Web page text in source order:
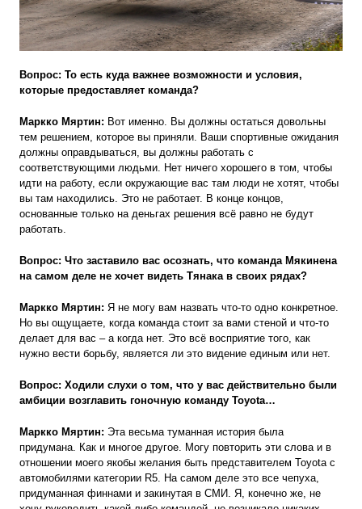
Вопрос: То есть куда важнее возможности и условия,
которые предоставляет команда?
Маркко Мяртин: Вот именно. Вы должны остаться довольны
тем решением, которое вы приняли. Ваши спортивные ожидания
должны оправдываться, вы должны работать с
соответствующими людьми. Нет ничего хорошего в том, чтобы
идти на работу, если окружающие вас там люди не хотят, чтобы
вы там находились. Это не работает. В конце концов,
основанные только на деньгах решения всё равно не будут
работать.
Вопрос: Что заставило вас осознать, что команда Мякинена
на самом деле не хочет видеть Тянака в своих рядах?
Маркко Мяртин: Я не могу вам назвать что-то одно конкретное.
Но вы ощущаете, когда команда стоит за вами стеной и что-то
делает для вас – а когда нет. Это всё восприятие того, как
нужно вести борьбу, является ли это видение единым или нет.
Вопрос: Ходили слухи о том, что у вас действительно были
амбиции возглавить гоночную команду Toyota…
Маркко Мяртин: Эта весьма туманная история была
придумана. Как и многое другое. Могу повторить эти слова и в
отношении моего якобы желания быть представителем Toyota с
автомобилями категории R5. На самом деле это все чепуха,
придуманная финнами и закинутая в СМИ. Я, конечно же, не